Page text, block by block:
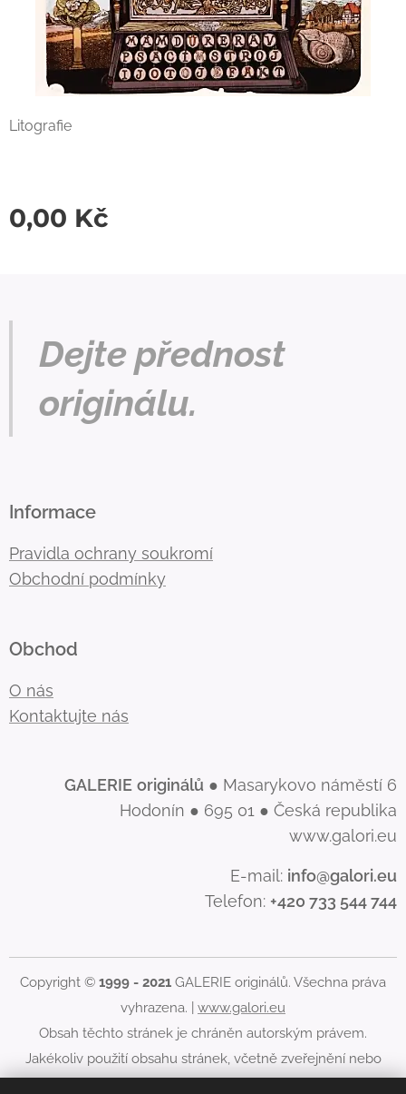
Litografie
0,00 Kč
Dejte přednost
originálu.
Informace
Pravidla ochrany soukromí
Obchodní podmínky
Obchod
O nás
Kontaktujte nás
GALERIE originálů ● Masarykovo náměstí 6
Hodonín ● 695 01 ● Česká republika
www.galori.eu
E-mail: info@galori.eu
Telefon: +420 733 544 744
Copyright © 1999 - 2021 GALERIE originálů. Všechna práva
vyhrazena. | www.galori.eu
Obsah těchto stránek je chráněn autorským právem.
Jakékoliv použití obsahu stránek, včetně zveřejnění nebo